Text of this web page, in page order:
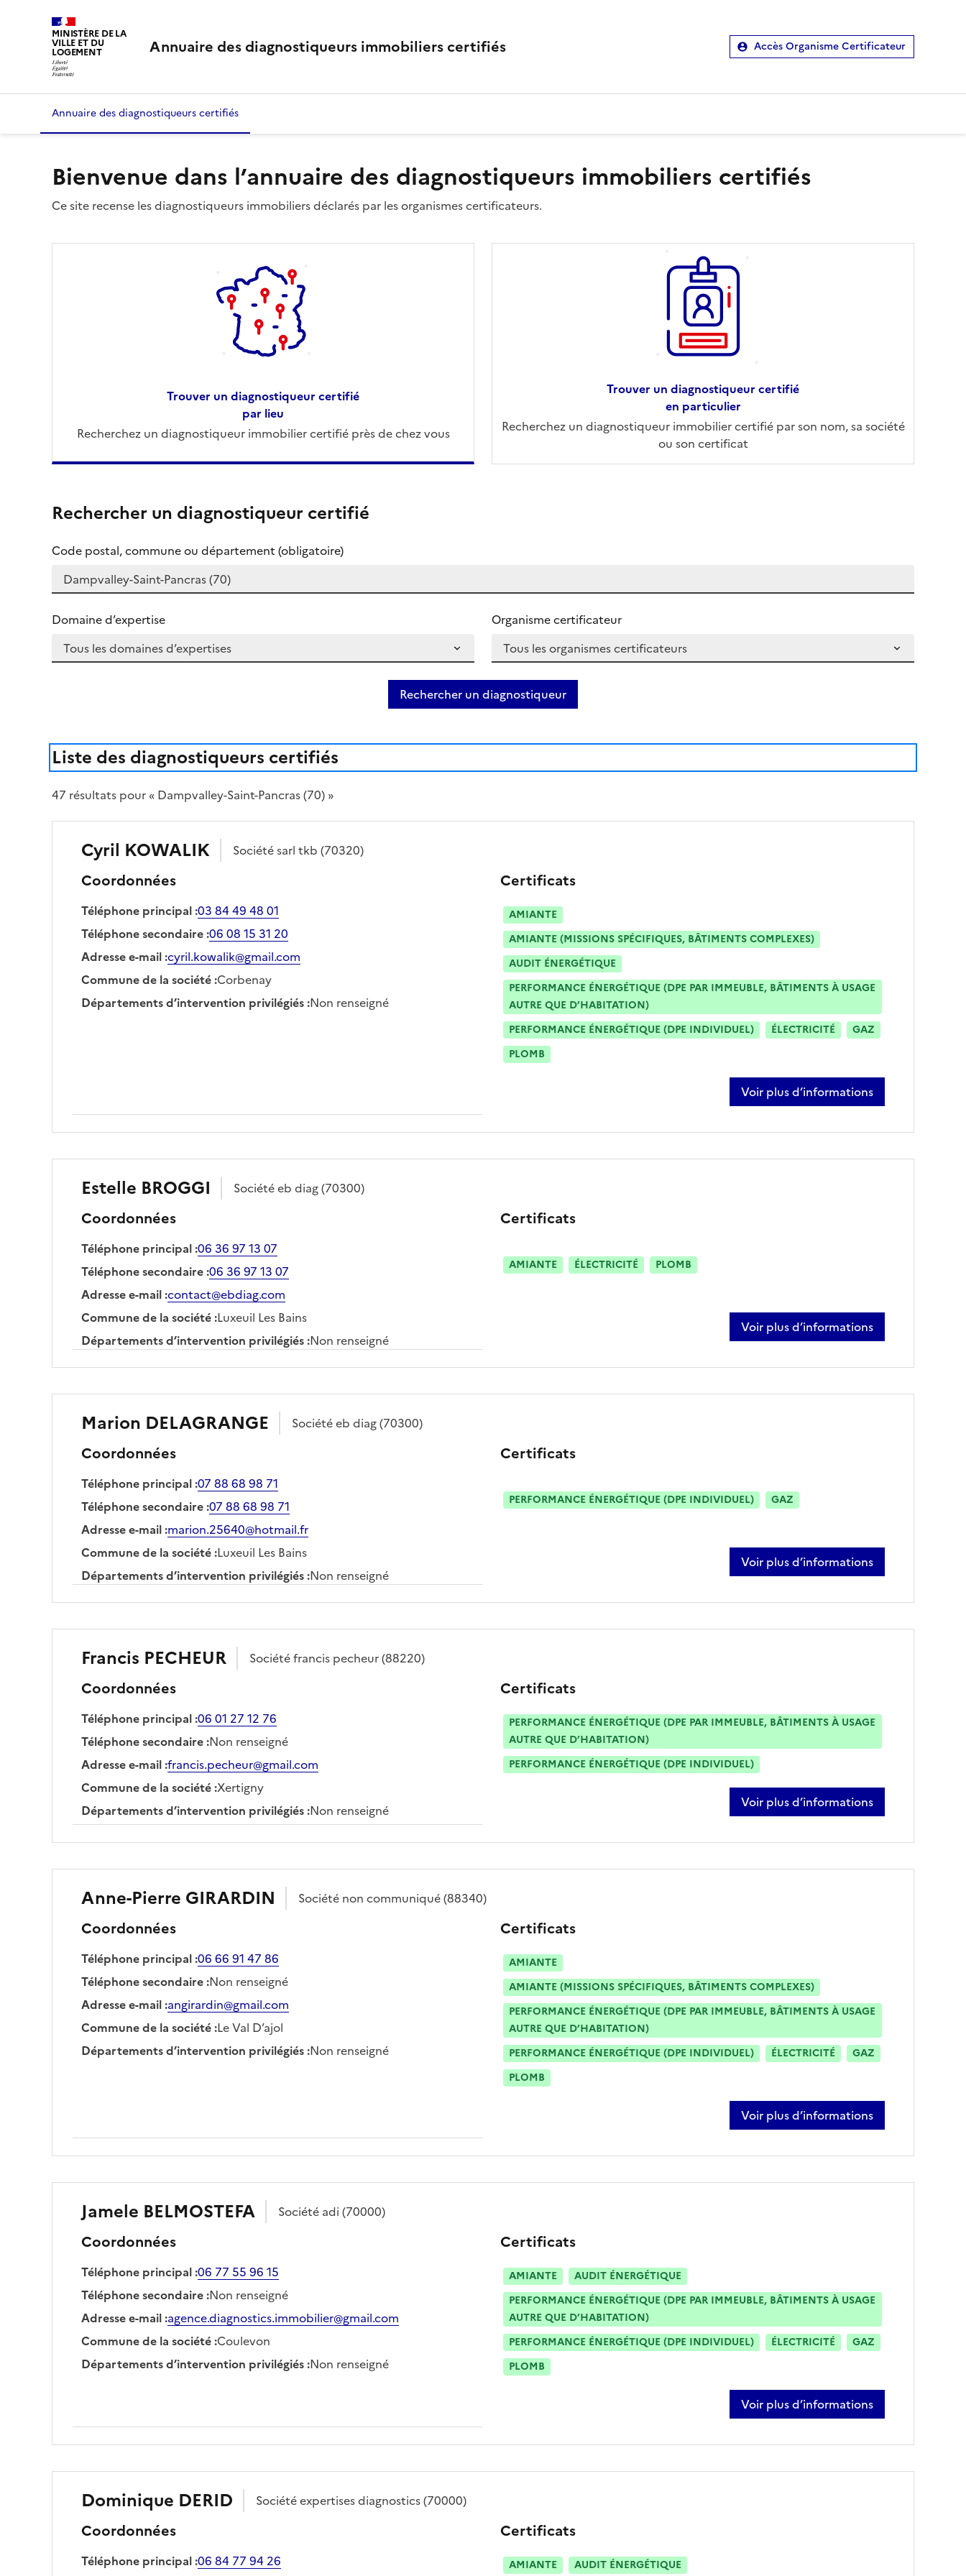
MINISTÈRE DE LA
VILLE ET DU
LOGEMENT Annuaire des diagnostiqueurs immobiliers certifiés Accès Organisme Certificateur
Annuaire des diagnostiqueurs certifiés
Bienvenue dans l’annuaire des diagnostiqueurs immobiliers certifiés
Ce site recense les diagnostiqueurs immobiliers déclarés par les organismes certificateurs.
Trouver un diagnostiqueur certifié
par lieu
Recherchez un diagnostiqueur immobilier certifié près de chez vous
Trouver un diagnostiqueur certifié
en particulier
Recherchez un diagnostiqueur immobilier certifié par son nom, sa société
ou son certificat
Rechercher un diagnostiqueur certifié
Code postal, commune ou département (obligatoire)
Domaine d’expertise Organisme certificateur
Rechercher un diagnostiqueur
Liste des diagnostiqueurs certifiés
47 résultats pour « Dampvalley-Saint-Pancras (70) »
Cyril KOWALIK Sociétésarl tkb (70320)
Coordonnées
Téléphone principal:03 84 49 48 01
Téléphone secondaire:06 08 15 31 20
Adresse e-mail:cyril.kowalik@gmail.com
Commune de la société:Corbenay
Départements d’intervention privilégiés:Non renseigné
Certificats
AMIANTE
AMIANTE (MISSIONS SPÉCIFIQUES, BÂTIMENTS COMPLEXES)
AUDIT ÉNERGÉTIQUE
PERFORMANCE ÉNERGÉTIQUE (DPE PAR IMMEUBLE, BÂTIMENTS À USAGE
AUTRE QUE D’HABITATION)
PERFORMANCE ÉNERGÉTIQUE (DPE INDIVIDUEL)
ÉLECTRICITÉ
GAZ
PLOMB
Voir plus d’informations
sur cyril kowalik
Estelle BROGGI Sociétéeb diag(70300)
Coordonnées
Téléphone principal:06 36 97 13 07
Téléphone secondaire:06 36 97 13 07
Adresse e-mail:contact@ebdiag.com
Commune de la société:Luxeuil Les Bains
Départements d’intervention privilégiés:Non renseigné
Certificats
AMIANTE ÉLECTRICITÉ PLOMB
Voir plus d’informations
sur estelle broggi
Marion DELAGRANGE Sociétéeb diag(70300)
Coordonnées
Téléphone principal:07 88 68 98 71
Téléphone secondaire:07 88 68 98 71
Adresse e-mail:marion.25640@hotmail.fr
Commune de la société:Luxeuil Les Bains
Départements d’intervention privilégiés:Non renseigné
Certificats
PERFORMANCE ÉNERGÉTIQUE (DPE INDIVIDUEL) GAZ
Voir plus d’informations
sur marion delagrange
Francis PECHEUR Sociétéfrancis pecheur(88220)
Coordonnées
Téléphone principal:06 01 27 12 76
Téléphone secondaire:Non renseigné
Adresse e-mail:francis.pecheur@gmail.com
Commune de la société:Xertigny
Départements d’intervention privilégiés:Non renseigné
Certificats
PERFORMANCE ÉNERGÉTIQUE (DPE PAR IMMEUBLE, BÂTIMENTS À USAGE
AUTRE QUE D’HABITATION)
PERFORMANCE ÉNERGÉTIQUE (DPE INDIVIDUEL)
Voir plus d’informations
sur francis pecheur
Anne-Pierre GIRARDIN Société non communiqué(88340)
Coordonnées
Téléphone principal:06 66 91 47 86
Téléphone secondaire:Non renseigné
Adresse e-mail:angirardin@gmail.com
Commune de la société:Le Val D’ajol
Départements d’intervention privilégiés:Non renseigné
Certificats
AMIANTE
AMIANTE (MISSIONS SPÉCIFIQUES, BÂTIMENTS COMPLEXES)
PERFORMANCE ÉNERGÉTIQUE (DPE PAR IMMEUBLE, BÂTIMENTS À USAGE
AUTRE QUE D’HABITATION)
PERFORMANCE ÉNERGÉTIQUE (DPE INDIVIDUEL)
ÉLECTRICITÉ
GAZ
PLOMB
Voir plus d’informations
sur anne-pierre girardin
Jamele BELMOSTEFA Société adi (70000)
Coordonnées
Téléphone principal:06 77 55 96 15
Téléphone secondaire:Non renseigné
Adresse e-mail:agence.diagnostics.immobilier@gmail.com
Commune de la société:Coulevon
Départements d’intervention privilégiés:Non renseigné
Certificats
AMIANTE
AUDIT ÉNERGÉTIQUE
PERFORMANCE ÉNERGÉTIQUE (DPE PAR IMMEUBLE, BÂTIMENTS À USAGE
AUTRE QUE D’HABITATION)
PERFORMANCE ÉNERGÉTIQUE (DPE INDIVIDUEL)
ÉLECTRICITÉ
GAZ
PLOMB
Voir plus d’informations
sur jamele belmostefa
Dominique DERID Sociétéexpertises diagnostics(70000)
Coordonnées
Téléphone principal:06 84 77 94 26
Certificats
AMIANTE AUDIT ÉNERGÉTIQUE